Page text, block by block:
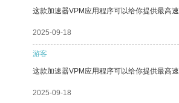
这款加速器VPM应用程序可以给你提供最高
2025-09-18
游客
这款加速器VPM应用程序可以给你提供最高
2025-09-18